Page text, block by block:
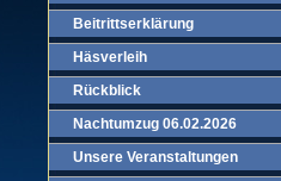
Beitrittserklärung
Häsverleih
Rückblick
Nachtumzug 06.02.2026
Unsere Veranstaltungen